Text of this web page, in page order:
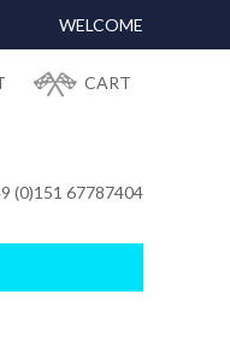
WELCOME
CART
(0)151 67787404